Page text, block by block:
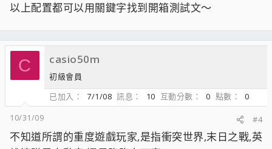
以上配置都可以用關鍵字找到開箱測試文～
C casio50m
初級會員
已加入
7/1/08 訊息 10 互動分數 0 點數
0
10/31/09
#4
不知道所謂的重度遊戲玩家,是指衝突世界,末日之戰,英